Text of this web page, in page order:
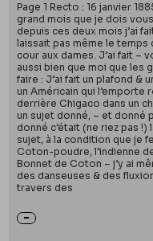
Page 1 Recto : 16 janvier
grand mois que je dois
depuis ces deux mois j’ai
laissait pas même le temps
cour aux dames. J’ai fait –
aussi bien que moi que les
faire : J’ai fait un plafond &
un Américain qui l’emporte
derrière Chigaco dans un
un sujet donné, – et donné
donné c’était (ne riez pas
sujet, à la condition que je
Coton-poudre, l’indienne
Bonnet de Coton – j’y ai
des danseuses & des
travers des